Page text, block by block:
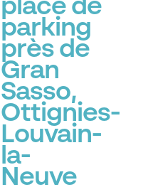
place de
parking
près de
Gran
Sasso,
Ottignies-
Louvain-
la-
Neuve